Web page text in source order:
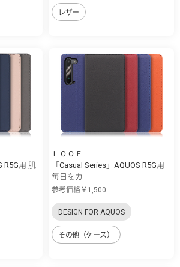
レザー
R5G用 肌
ＬＯＯＦ
「Casual Series」AQUOS R5G用
毎日をカ...
参考価格￥1,500
DESIGN FOR AQUOS
その他（ケース）